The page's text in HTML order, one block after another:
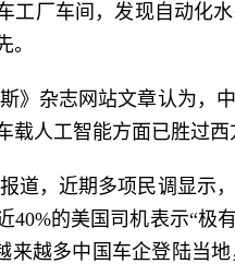
工厂车间，发现自动化
。
》杂志网站文章认为，
载人工智能方面已胜过
道，近期多项民调显示
40%的美国司机表示“极
来越多中国车企登陆当